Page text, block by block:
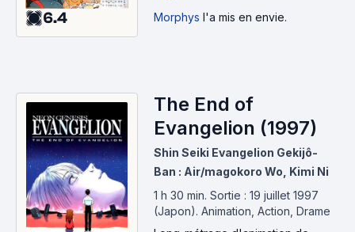
6.4
Morphys l'a mis en envie.
The End of
Evangelion (1997)
Shin Seiki Evangelion Gekijô-
Ban : Air/magokoro Wo, Kimi Ni
1 h 30 min. Sortie : 19 juillet 1997
(Japon). Animation, Action, Drame